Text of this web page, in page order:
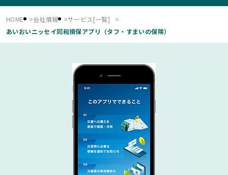
HOME 会社情報
サービス[一覧]
あいおいニッセイ同和損保アプリ（タフ・すまいの保険）